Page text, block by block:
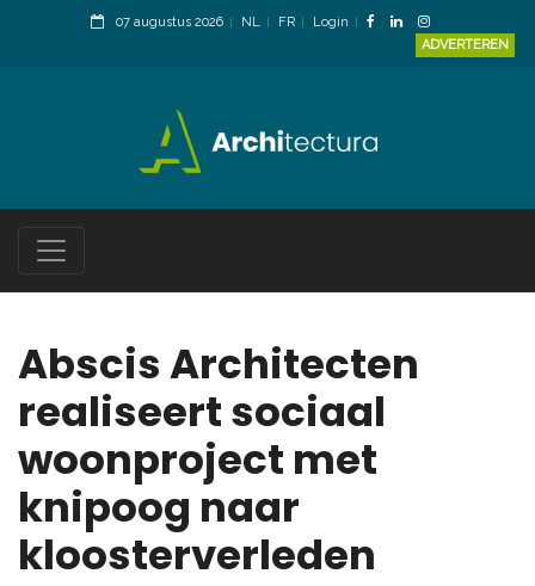
07 augustus 2026 NL FR
Login
ADVERTEREN
Abscis Architecten
realiseert sociaal
woonproject met
knipoog naar
kloosterverleden